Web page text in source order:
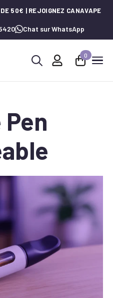
50€ | REJOIGNEZ CANAVAPE
Chat sur WhatsApp
0
Pen